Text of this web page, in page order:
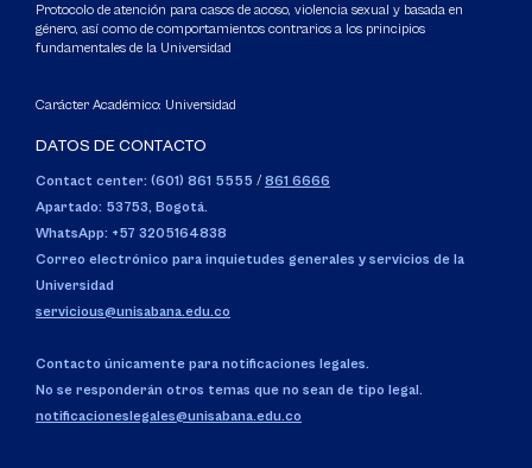
Protocolo de atención para casos de acoso, violencia sexual y basada en
género, así como de comportamientos contrarios a los principios
fundamentales de la Universidad
Carácter Académico: Universidad
DATOS DE CONTACTO
Contact center: (601) 861 5555 / 861 6666
Apartado: 53753, Bogotá.
WhatsApp: +57 3205164838
Correo electrónico para inquietudes generales y servicios de la
Universidad
servicious@unisabana.edu.co
Contacto únicamente para notificaciones legales.
No se responderán otros temas que no sean de tipo legal.
notificacioneslegales@unisabana.edu.co